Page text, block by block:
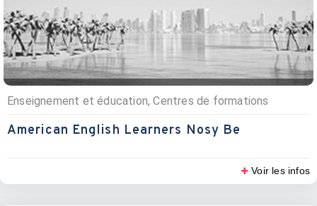
Enseignement et éducation, Centres de formations
American English Learners Nosy Be
Voir les infos